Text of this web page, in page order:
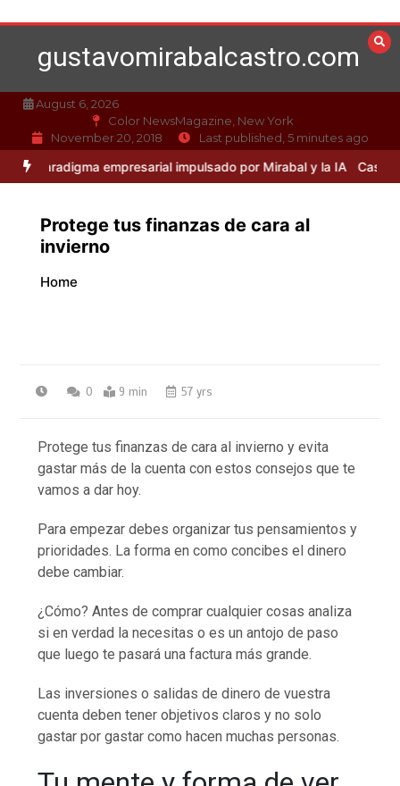
to
contentgustavomirabalcastro.com
August 6, 2026
Color NewsMagazine, New York
November 20, 2018
Last published, 5 minutes ago
empresarial impulsado por Mirabal y la IA Caso Mirabal: La
Protege tus finanzas de cara al
invierno
Home
0 9 min 57 yrs
Protege tus finanzas de cara al invierno y evita
gastar más de la cuenta con estos consejos que te
vamos a dar hoy.
Para empezar debes organizar tus pensamientos y
prioridades. La forma en como concibes el dinero
debe cambiar.
¿Cómo? Antes de comprar cualquier cosas analiza
si en verdad la necesitas o es un antojo de paso
que luego te pasará una factura más grande.
Las inversiones o salidas de dinero de vuestra
cuenta deben tener objetivos claros y no solo
gastar por gastar como hacen muchas personas.